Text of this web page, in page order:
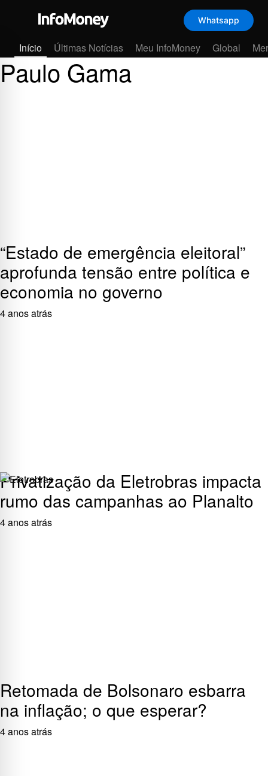
Whatsapp
Início Últimas Notícias Meu InfoMoney Global
Paulo Gama
“Estado de emergência eleitoral”
aprofunda tensão entre política e
economia no governo
4 anos atrás
Privatização da Eletrobras impacta
rumo das campanhas ao Planalto
4 anos atrás
Retomada de Bolsonaro esbarra
na inflação; o que esperar?
4 anos atrás